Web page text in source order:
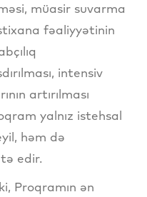
müasir suvarma
fəaliyyətinin
intensiv
artırılması
yalnız istehsal
həm də
edir.
Proqramın ən